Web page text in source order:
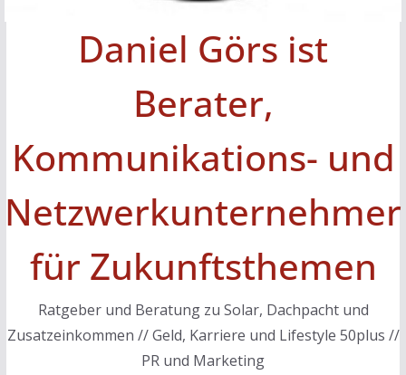
Daniel Görs ist
Berater,
Kommunikations- und
Netzwerkunternehmer
für Zukunftsthemen
Ratgeber und Beratung zu Solar, Dachpacht und
Zusatzeinkommen // Geld, Karriere und Lifestyle 50plus //
PR und Marketing